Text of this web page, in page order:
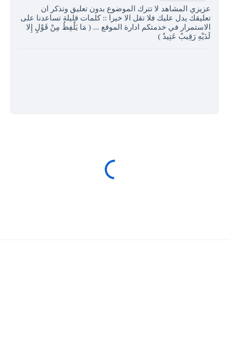
عزيزي المشاهد لا تترك الموضوع بدون تعليق وتذكر ان
تعليقك يدل عليك فلا تقل الا خيرا :: كلمات قليلة تساعدنا على
الاستمرار في خدمتكم ادارة الموقع ... ( مَا يَلْفِظُ مِنْ قَوْلٍ إِلا
لَدَيْهِ رَقِيبٌ عَتِيدٌ )